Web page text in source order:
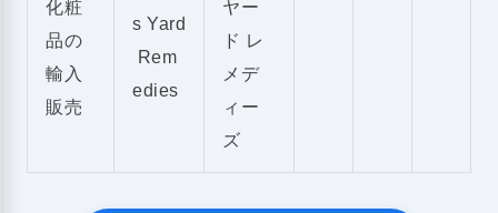
化粧
品の
輸入
販売
s Yard
Rem
edies
ヤー
ド レ
メデ
ィー
ズ